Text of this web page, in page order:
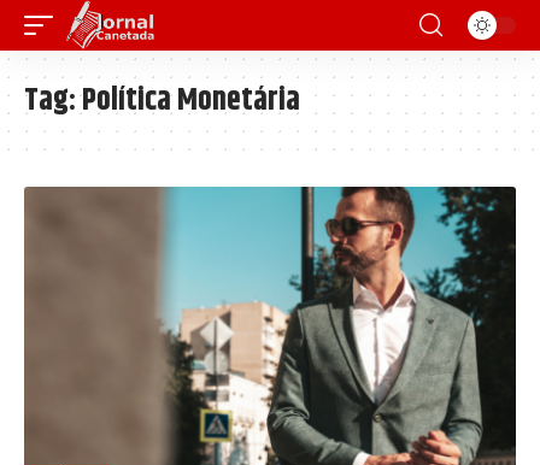
Tag:Política Monetária